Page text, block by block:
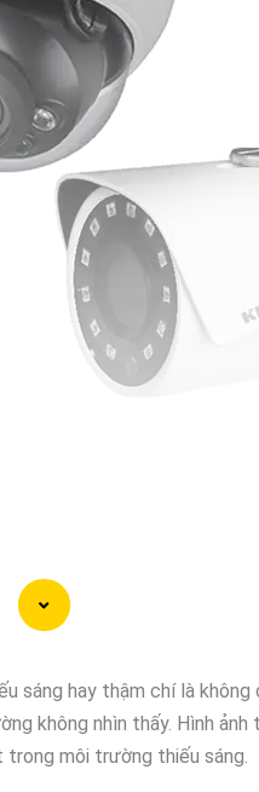
sáng hay thậm chí là
không nhìn thấy. Hình
môi trường thiếu sáng.